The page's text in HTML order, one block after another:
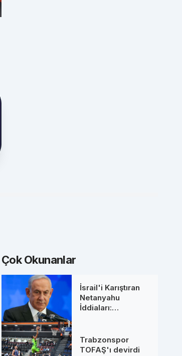
Çok Okunanlar
İsrail'i Karıştıran
Netanyahu
İddiaları:
Söylentilerine Net
Yanıt
Trabzonspor
TOFAŞ'ı devirdi